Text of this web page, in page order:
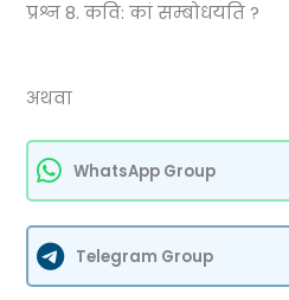
प्रश्न 8. कवि:
अथवा
WhatsApp Group
Telegram Group